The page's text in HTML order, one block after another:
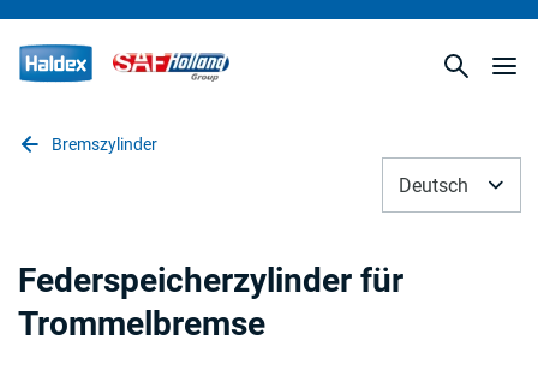
Bremszylinder
Deutsch
Federspeicherzylinder für
Trommelbremse